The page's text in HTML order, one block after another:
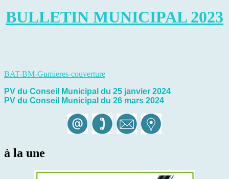
BULLETIN MUNICIPAL 2023
BAT-BM-Gumieres-couverture
PV du Conseil Municipal du 25 janvier 2024
PV du Conseil Municipal du 26 mars 2024
à la une